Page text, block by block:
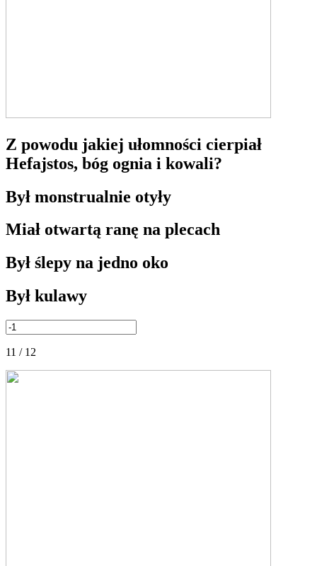
Z powodu jakiej ułomności cierpiał
Hefajstos, bóg ognia i kowali?
Był monstrualnie otyły
Miał otwartą ranę na plecach
Był ślepy na jedno oko
Był kulawy
11 / 12